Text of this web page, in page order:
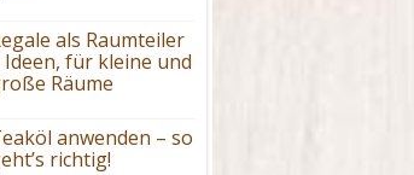
als Raumteiler
Ideen, für kleine und
Räume
anwenden – so
richtig!